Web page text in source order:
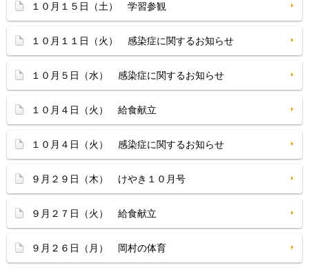
１０月１５日（土） 学習参観
１０月１１日（火） 感染症に関するお知らせ
１０月５日（水） 感染症に関するお知らせ
１０月４日（火） 給食献立
１０月４日（火） 感染症に関するお知らせ
９月２９日（木） けやき１０月号
９月２７日（火） 給食献立
９月２６日（月） 岡村の体育